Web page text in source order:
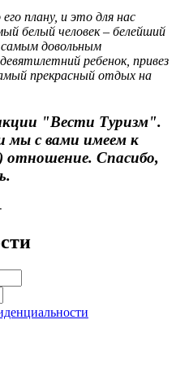
плану, и это для нас
белый человек – белейший
довольным
ребенок, привез
прекрасный отдых на
"Вести Туризм".
мы с вами имеем к
отношение. Спасибо,